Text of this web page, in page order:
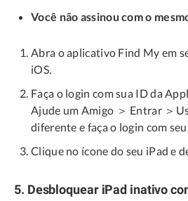
Você não assinou com o
Abra o aplicativo Find My em
iOS.
Faça o login com sua ID da
Ajude um Amigo ＞ Entrar ＞
diferente e faça o login com
Clique no ícone do seu iPad e
5. Desbloquear iPad inativo